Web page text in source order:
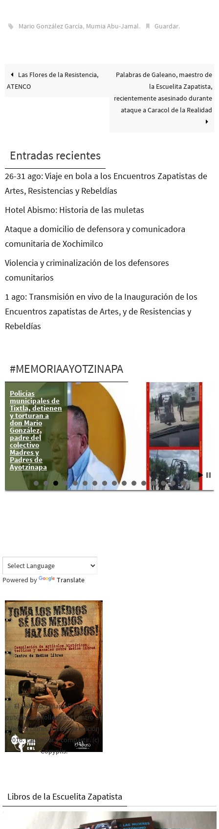
Mario González García, Mumia Abu-Jamal. Guardar.
Las Flores de la Resistencia,
ATENCO
Palabras de Galeano, maestro de
la Escuelita Zapatista,
recientemente asesinado durante
ataque a Caracol de la Realidad
Entradas recientes
26-31 ago: Viaje en bola a los Encuentros Zapatistas de
Artes, Resistencias y Rebeldías
Hotel Abismo: Historia de las muletas
Ataque a domicilio de defensora y comunicadora
comunitaria de Xochimilco
Violencia y criminalización de los defensores
comunitarios
1 ago: Transmisión en vivo de la Inauguración de los
Encuentros zapatistas de Artes, y de Resistencias y
Rebeldías
#MEMORIAAYOTZINAPA
Policías
municipales de
Tixtla, detienen
y torturan a
don Mario
González,
padre del
colectivo
Madres y
Padres de
Ayotzinapa
Comité de
Madres y
Padres de
Ayotzinapa
sobre
recomendación
de la CNDH
Powered by Translate
El Rebozo, Palapa Editorial,
publica este folleto del Centro de
Medios Libres. Esta es la edición
2016. Para rolar y compartir. (c)
Copyplis.
Libros de la Escuelita Zapatista